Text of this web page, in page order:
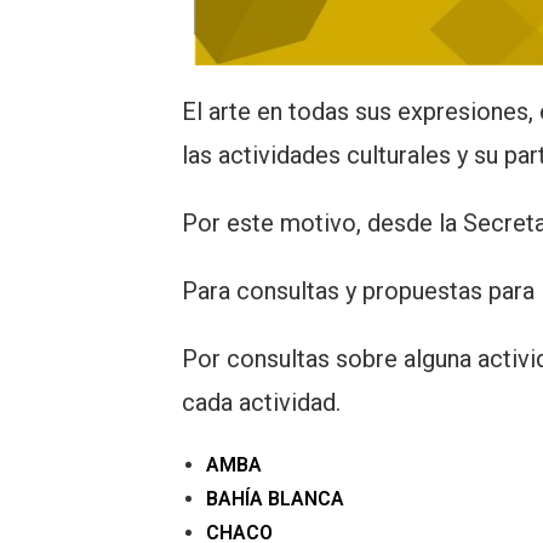
El arte en todas sus
las actividades culturales y su
Por este motivo, desde la
Para consultas y propuestas
Por consultas sobre alguna
cada actividad.
AMBA
BAHÍA BLANCA
CHACO